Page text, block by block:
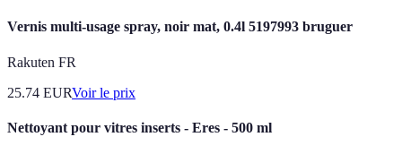
Vernis multi-usage spray, noir mat, 0.4l 5197993 bruguer
Rakuten FR
25.74 EURVoir le prix
Nettoyant pour vitres inserts - Eres - 500 ml